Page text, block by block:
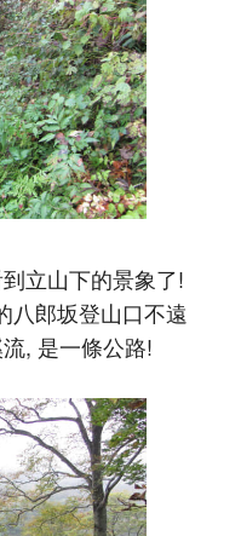
立山下的景象了!
八郎坂登山口不遠
, 是一條公路!